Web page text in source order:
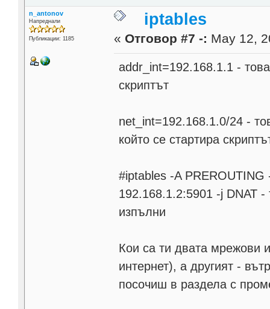
n_antonov
Напреднали
Публикации: 1185
iptables
« Отговор #7 -: May 12,
addr_int=192.168.1.1 -
скриптът
net_int=192.168.1.0/24 -
който се стартира
#iptables -A
192.168.1.2:5901 -j DNAT
изпълни
Кои са ти двата мрежови
интернет), а другият -
посочиш в раздела с